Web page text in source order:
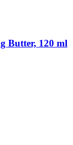
Butter, 120 ml